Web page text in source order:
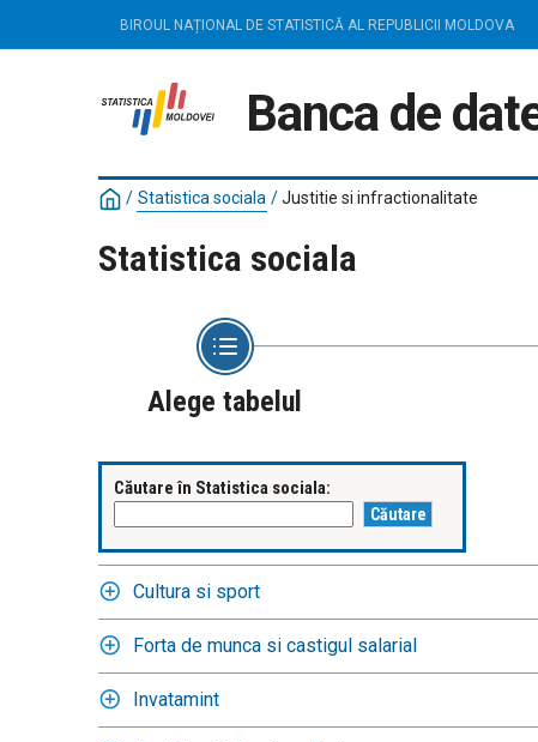
BIROUL NAȚIONAL DE STATISTICĂ AL REPUBLICII MOLDOVA
Banca de
/ Statistica sociala /Justitie si infractionalitate
Statistica sociala
Alege tabelul
Căutare în Statistica sociala:
Cultura si sport
Forta de munca si castigul salarial
Invatamint